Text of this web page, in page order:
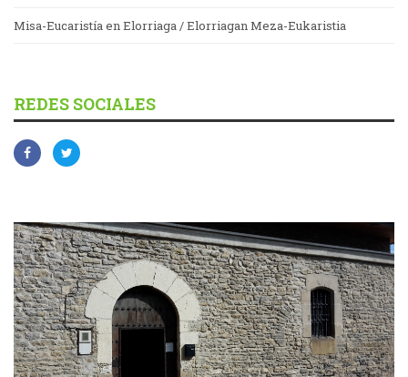
Misa-Eucaristía en Elorriaga / Elorriagan Meza-Eukaristia
REDES SOCIALES